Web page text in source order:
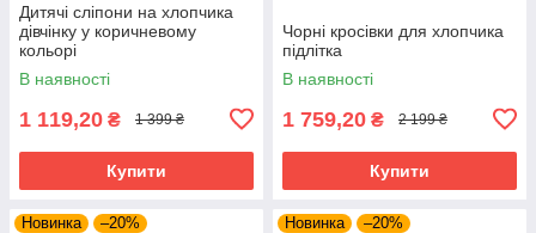
Дитячі сліпони на хлопчика
дівчінку у коричневому
кольорі
В наявності
1 119,20 ₴ 1 399 ₴
Купити
Чорні кросівки для хлопчика
підлітка
В наявності
1 759,20 ₴ 2 199 ₴
Купити
Новинка –20% Новинка –20%